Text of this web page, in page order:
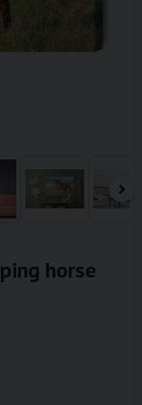
horse